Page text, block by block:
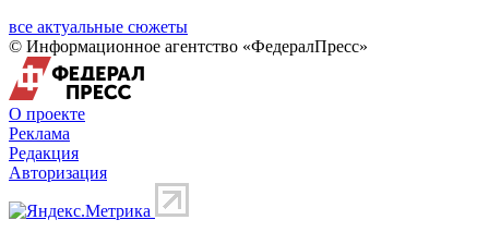
все актуальные сюжеты
© Информационное агентство «ФедералПресс»
О проекте
Реклама
Редакция
Авторизация